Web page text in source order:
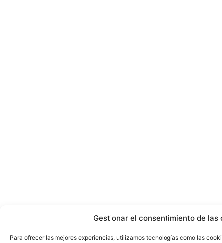
Gestionar el consentimiento de las
Para ofrecer las mejores experiencias, utilizamos tecnologías como las